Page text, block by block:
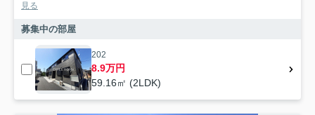
見る
募集中の部屋
202
8.9万円
59.16㎡ (2LDK)